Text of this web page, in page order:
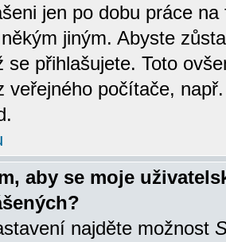
jen po dobu práce
jiným. Abyste
se přihlašujete. Toto
veřejného počítače,
aby se moje
najděte možnost